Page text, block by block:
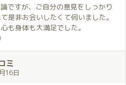
と言いましょう✨
められないのです！
く妖艶に導いていただくなかで、
ってゆく心地よさを感じながら、
きました。
からない、という不安がありまし
た。数々の初めてをゆっくりと存
ですが、ご自分の意見をしっかり
是非お会いしたくて伺いました。
も身体も大満足でした。
ミ
16日